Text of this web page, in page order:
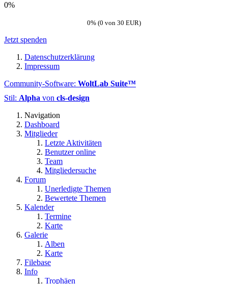
0%
0% (0 von 30 EUR)
Jetzt spenden
Datenschutzerklärung
Impressum
Community-Software: WoltLab Suite™
Stil: Alpha von cls-design
Navigation
Dashboard
Mitglieder
Letzte Aktivitäten
Benutzer online
Team
Mitgliedersuche
Forum
Unerledigte Themen
Bewertete Themen
Kalender
Termine
Karte
Galerie
Alben
Karte
Filebase
Info
Trophäen